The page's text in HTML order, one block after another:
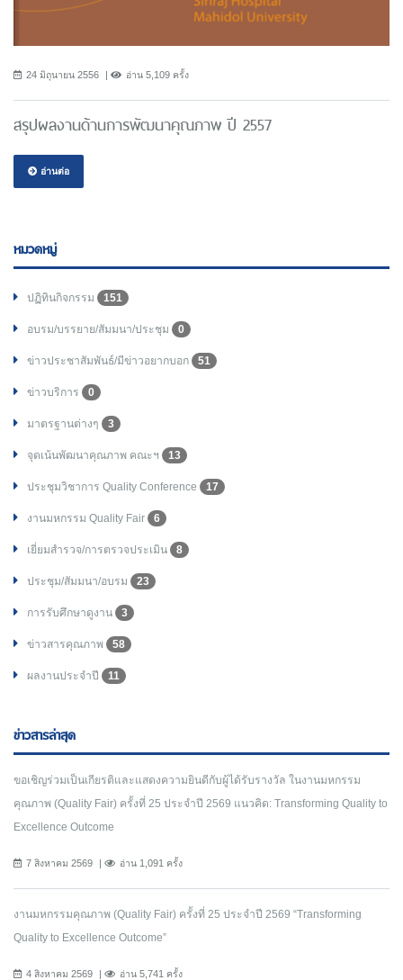
24 มิถุนายน 2556 อ่าน 5,109 ครั้ง
สรุปผลงานด้านการพัฒนาคุณภาพ ปี 2557
อ่านต่อ
หมวดหมู่
ปฏิทินกิจกรรม 151
อบรม/บรรยาย/สัมมนา/ประชุม 0
ข่าวประชาสัมพันธ์/มีข่าวอยากบอก 51
ข่าวบริการ 0
มาตรฐานต่างๆ 3
จุดเน้นพัฒนาคุณภาพ คณะฯ 13
ประชุมวิชาการ Quality Conference 17
งานมหกรรม Quality Fair 6
เยี่ยมสำรวจ/การตรวจประเมิน 8
ประชุม/สัมมนา/อบรม 23
การรับศึกษาดูงาน 3
ข่าวสารคุณภาพ 58
ผลงานประจำปี 11
ข่าวสารล่าสุด
ขอเชิญร่วมเป็นเกียรติและแสดงความยินดีกับผู้ได้รับรางวัล ในงานมหกรรม
คุณภาพ (Quality Fair) ครั้งที่ 25 ประจำปี 2569 แนวคิด: Transforming Quality to
Excellence Outcome
7 สิงหาคม 2569 อ่าน 1,091 ครั้ง
งานมหกรรมคุณภาพ (Quality Fair) ครั้งที่ 25 ประจำปี 2569 “Transforming
Quality to Excellence Outcome”
4 สิงหาคม 2569 อ่าน 5,741 ครั้ง